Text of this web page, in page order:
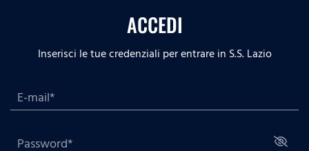
ACCEDI
Inserisci le tue credenziali per entrare in S.S. Lazio